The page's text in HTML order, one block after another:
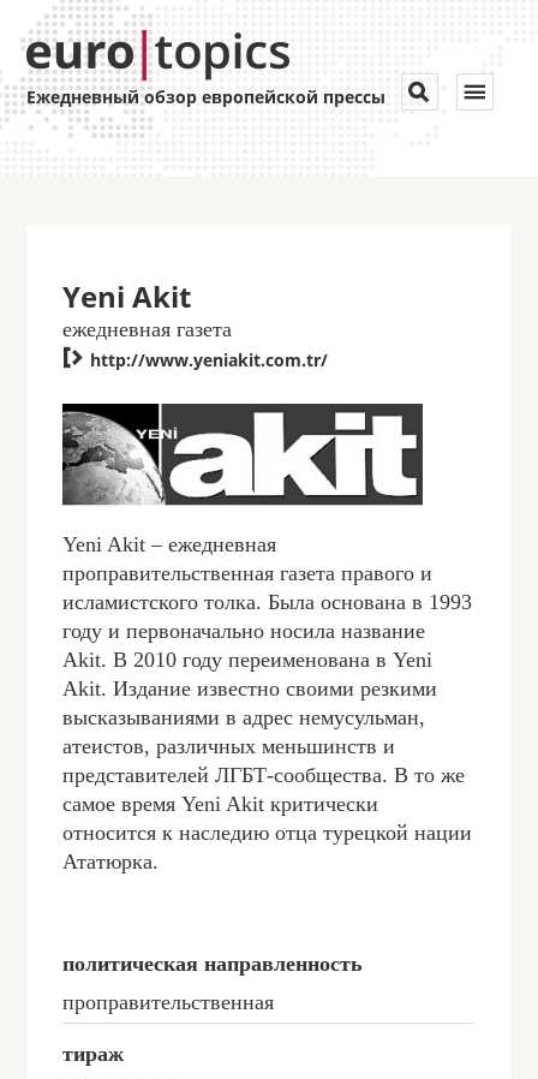
Ежедневный обзор европейской прессы Toggle


Yeni Akit
ежедневная газета
 http://www.yeniakit.com.tr/
Yeni Akit – ежедневная
проправительственная газета правого и
исламистского толка. Была основана в 1993
году и первоначально носила название
Akit. В 2010 году переименована в Yeni
Akit. Издание известно своими резкими
высказываниями в адрес немусульман,
атеистов, различных меньшинств и
представителей ЛГБТ-сообщества. В то же
самое время Yeni Akit критически
относится к наследию отца турецкой нации
Ататюрка.
политическая направленность
проправительственная
тираж